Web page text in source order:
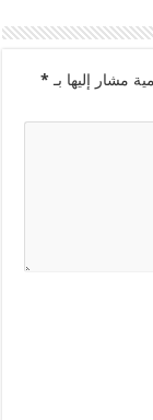
مشار إليها بـ *